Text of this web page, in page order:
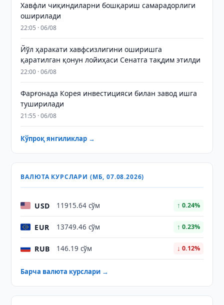
Хавфли чиқиндиларни бошқариш самарадорлиги
оширилади
22:05 · 06/08
Йўл ҳаракати хавфсизлигини оширишга
қаратилган қонун лойиҳаси Сенатга тақдим этилди
22:00 · 06/08
Фарғонада Корея инвестицияси билан завод ишга
туширилади
21:55 · 06/08
Кўпроқ янгиликлар →
ВАЛЮТА КУРСЛАРИ (МБ, 07.08.2026)
USD 11915.64 сўм ↑ 0.24%
EUR 13749.46 сўм ↑ 0.23%
RUB 146.19 сўм ↓ 0.12%
Барча валюта курслари →